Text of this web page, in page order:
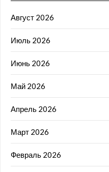
Август 2026
Июль 2026
Июнь 2026
Май 2026
Апрель 2026
Март 2026
Февраль 2026